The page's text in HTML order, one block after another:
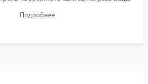
отсутствия посторонних шумов,
и абсолютной сухости в поддоне.
Подробнее